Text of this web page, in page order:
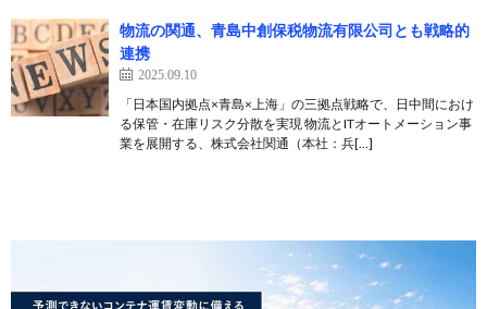
物流の関通、青島中創保税物流有限公司とも戦略的
連携
2025.09.10
「日本国内拠点×青島×上海」の三拠点戦略で、日中間におけ
る保管・在庫リスク分散を実現 物流とITオートメーション事
業を展開する、株式会社関通（本社：兵[…]